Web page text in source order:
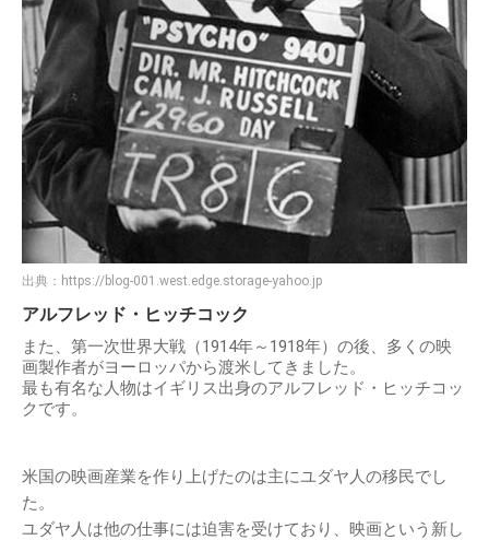
出典： https://blog-001.west.edge.storage-yahoo.jp
アルフレッド・ヒッチコック
また、第一次世界大戦（1914年～1918年）の後、多くの映
画製作者がヨーロッパから渡米してきました。
最も有名な人物はイギリス出身のアルフレッド・ヒッチコッ
クです。
米国の映画産業を作り上げたのは主にユダヤ人の移民でし
た。
ユダヤ人は他の仕事には迫害を受けており、映画という新し